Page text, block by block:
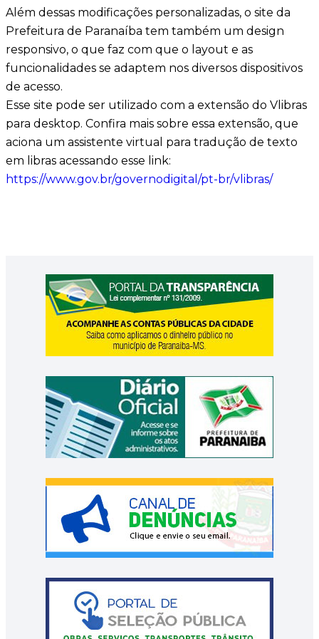
Além dessas modificações personalizadas, o site da
Prefeitura de Paranaíba tem também um design
responsivo, o que faz com que o layout e as
funcionalidades se adaptem nos diversos dispositivos
de acesso.
Esse site pode ser utilizado com a extensão do Vlibras
para desktop. Confira mais sobre essa extensão, que
aciona um assistente virtual para tradução de texto
em libras acessando esse link:
https://www.gov.br/governodigital/pt-br/vlibras/